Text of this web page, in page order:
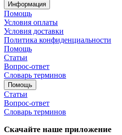
Информация
Помощь
Условия оплаты
Условия доставки
Политика конфиденциальности
Помощь
Статьи
Вопрос-ответ
Словарь терминов
Помощь
Статьи
Вопрос-ответ
Словарь терминов
Скачайте наше приложение